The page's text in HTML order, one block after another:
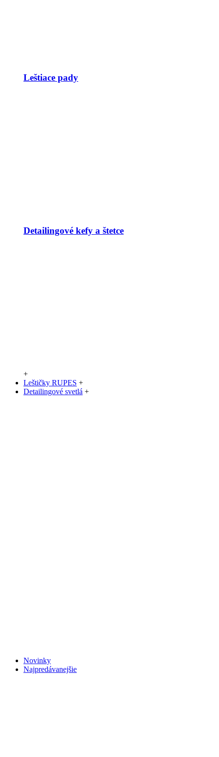
Leštiace pady
Detailingové kefy a štetce
+
Leštičky RUPES +
Detailingové svetlá +
Novinky
Najpredávanejšie